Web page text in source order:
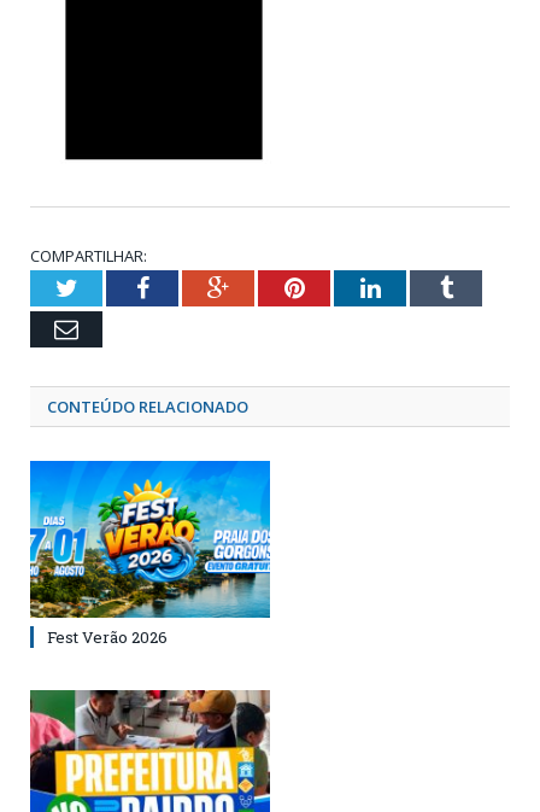
COMPARTILHAR:
TwitterFacebookGoogle+PinterestLinkedInTumblr
Email
CONTEÚDO RELACIONADO
Fest Verão 2026